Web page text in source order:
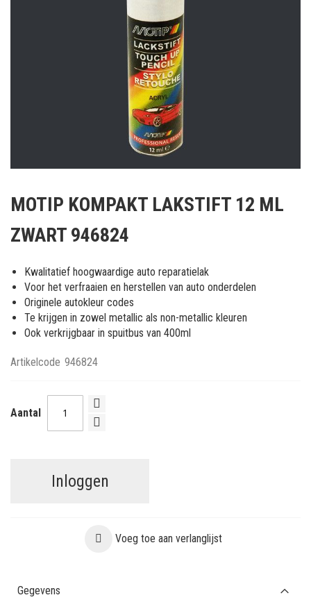
het
van
afbeeldingen-
gallerij
MOTIP KOMPAKT LAKSTIFT 12 ML
ZWART 946824
Kwalitatief hoogwaardige auto reparatielak
Voor het verfraaien en herstellen van auto onderdelen
Originele autokleur codes
Te krijgen in zowel metallic als non-metallic kleuren
Ook verkrijgbaar in spuitbus van 400ml
Artikelcode 946824
Aantal
Inloggen
Voeg toe aan verlanglijst
Gegevens